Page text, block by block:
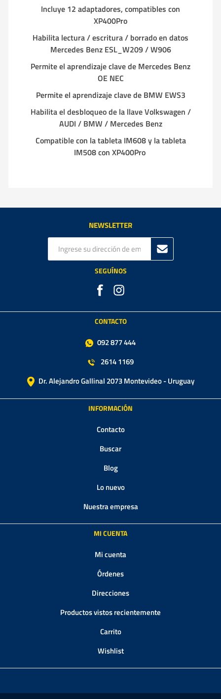
Incluye 12 adaptadores, compatibles con
XP400Pro
Habilita lectura / escritura / borrado en datos
Mercedes Benz ESL_W209 / W906
Permite el aprendizaje clave de Mercedes Benz
OE NEC
Permite el aprendizaje clave de BMW EWS3
Habilita el desbloqueo de la llave Volkswagen /
AUDI / BMW / Mercedes Benz
Compatible con la tableta IM608 y la tableta
IM508 con XP400Pro
NEWSLETTER
SEGUÍNOS
CONTACTO
092 877 444
2614 1169
Dr. Alejandro Gallinal 2073 Montevideo - Uruguay
INFORMACIÓN
Contacto
Buscar
Blog
Lo nuevo
Nuestra empresa
MI CUENTA
Mi cuenta
Órdenes
Direcciones
Productos vistos recientemente
Carrito
Wishlist